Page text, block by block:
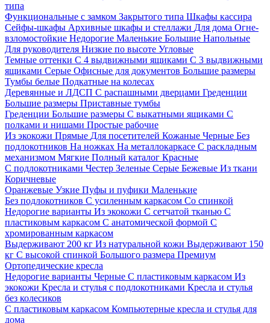
типа
Функциональные с замком Закрытого типа Шкафы кассира
Сейфы-шкафы Архивные шкафы и стеллажи Для дома Огне-
взломостойкие Недорогие Маленькие Большие Напольные
Для руководителя Низкие по высоте Угловые
Темные оттенки С 4 выдвижными ящиками С 3 выдвижными
ящиками Серые Офисные для документов Большие размеры
Тумбы белые Подкатные на колесах
Деревянные и ЛДСП С распашными дверцами Греденции
Большие размеры Приставные тумбы
Греденции Большие размеры С выкатными ящиками С
полками и нишами Простые рабочие
Из экокожи Прямые Для посетителей Кожаные Черные Без
подлокотников На ножках На металлокаркасе С раскладным
механизмом Мягкие Полный каталог Красные
С подлокотниками Честер Зеленые Серые Бежевые Из ткани
Коричневые
Оранжевые Узкие Пуфы и пуфики Маленькие
Без подлокотников С усиленным каркасом Со спинкой
Недорогие варианты Из экокожи С сетчатой тканью С
пластиковым каркасом С анатомической формой С
хромированным каркасом
Выдерживают 200 кг Из натуральной кожи Выдерживают 150
кг С высокой спинкой Большого размера Премиум
Ортопедические кресла
Недорогие варианты Черные С пластиковым каркасом Из
экокожи Кресла и стулья с подлокотниками Кресла и стулья
без колесиков
С пластиковым каркасом Компьютерные кресла и стулья для
дома